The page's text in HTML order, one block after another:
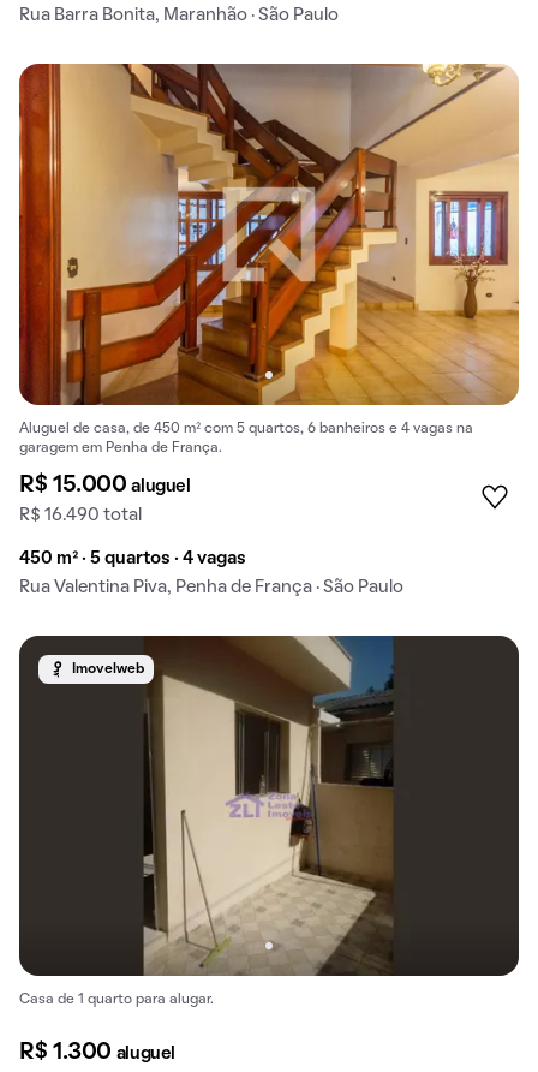
Rua Barra Bonita, Maranhão · São Paulo
Aluguel de casa, de 450 m² com 5 quartos, 6 banheiros e 4 vagas na
garagem em Penha de França.
R$ 15.000aluguel
R$ 16.490 total
450 m² · 5 quartos · 4 vagas
Rua Valentina Piva, Penha de França · São Paulo
Imovelweb
Casa de 1 quarto para alugar.
R$ 1.300 aluguel